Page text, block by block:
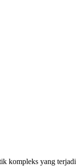
kompleks yang